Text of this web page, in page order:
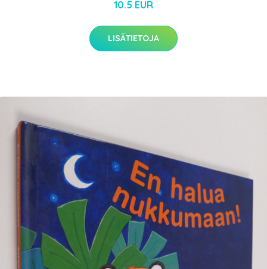
10.5 EUR
LISÄTIETOJA